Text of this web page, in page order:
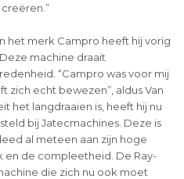
het merk Campro heeft hij vorig
machine draait
“Campro was voor mij
zich echt bewezen”, aldus Van
het langdraaien is, heeft hij nu
bij Jatecmachines. Deze is
al meteen aan zijn hoge
de compleetheid. De Ray-
die zich nu ook moet